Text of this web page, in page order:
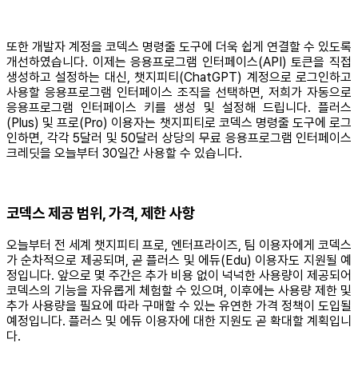
또한 개발자 계정을 코덱스 명령줄 도구에 더욱 쉽게 연결할 수 있도록
개선하였습니다. 이제는 응용프로그램 인터페이스(API) 토큰을 직접
생성하고 설정하는 대신, 챗지피티(ChatGPT) 계정으로 로그인하고
사용할 응용프로그램 인터페이스 조직을 선택하면, 저희가 자동으로
응용프로그램 인터페이스 키를 생성 및 설정해 드립니다. 플러스
(Plus) 및 프로(Pro) 이용자는 챗지피티로 코덱스 명령줄 도구에 로그
인하면, 각각 5달러 및 50달러 상당의 무료 응용프로그램 인터페이스
크레딧을 오늘부터 30일간 사용할 수 있습니다.
코덱스 제공 범위, 가격, 제한 사항
오늘부터 전 세계 챗지피티 프로, 엔터프라이즈, 팀 이용자에게 코덱스
가 순차적으로 제공되며, 곧 플러스 및 에듀(Edu) 이용자도 지원될 예
정입니다. 앞으로 몇 주간은 추가 비용 없이 넉넉한 사용량이 제공되어
코덱스의 기능을 자유롭게 체험할 수 있으며, 이후에는 사용량 제한 및
추가 사용량을 필요에 따라 구매할 수 있는 유연한 가격 정책이 도입될
예정입니다. 플러스 및 에듀 이용자에 대한 지원도 곧 확대할 계획입니
다.